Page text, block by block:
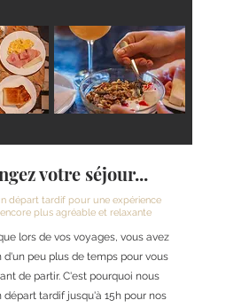
votre séjour...
départ tardif pour une expérience
plus agréable et relaxante
lors de vos voyages, vous avez
d'un peu plus de temps pour vous
de partir. C'est pourquoi nous
départ tardif jusqu'à 15h pour nos